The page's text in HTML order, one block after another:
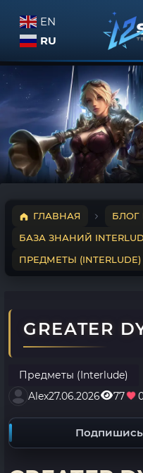
EN
RU
ГЛАВНАЯ
БЛОГ
БАЗА ЗНАНИЙ
ПРЕДМЕТЫ (INTERLUDE)
GREATER
Предметы (Interlude)
Alex27.06.2026 77